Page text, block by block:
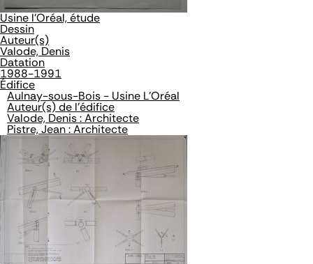
Usine l'Oréal, étude
Dessin
Auteur(s)
Valode, Denis
Datation
1988-1991
Édifice
Aulnay-sous-Bois - Usine L'Oréal
Auteur(s) de l'édifice
Valode, Denis : Architecte
Pistre, Jean : Architecte